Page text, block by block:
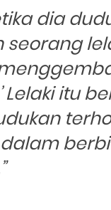
dia
Lelaki itu
dalam